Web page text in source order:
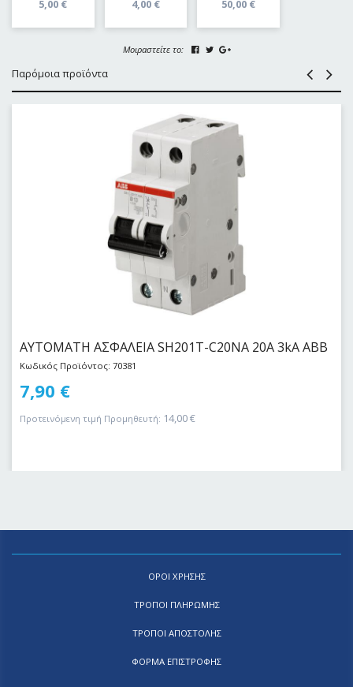
5,00 € 4,00 € 50,00 €
Μοιραστείτε το:
Παρόμοια προϊόντα
ΑΥΤΟΜΑΤΗ ΑΣΦΑΛΕΙΑ SH201T-C20NA 20Α 3kA ABB
Κωδικός Προϊόντος: 70381
7,90 €
Προτεινόμενη τιμή Προμηθευτή: 14,00€
ΟΡΟΙ ΧΡΗΣΗΣ
ΤΡΟΠΟΙ ΠΛΗΡΩΜΗΣ
ΤΡΟΠΟΙ ΑΠΟΣΤΟΛΗΣ
ΦΟΡΜΑ ΕΠΙΣΤΡΟΦΗΣ